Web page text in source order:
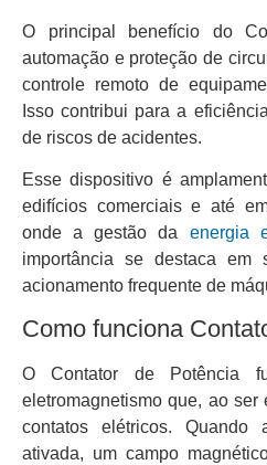
O principal benefício do
automação e proteção de
controle remoto de
Isso contribui para a
de riscos de acidentes.
Esse dispositivo é
edifícios comerciais e até
onde a gestão da energia
importância se destaca em
acionamento frequente de
Como funciona
O Contator de Potência
eletromagnetismo que, ao
contatos elétricos.
ativada, um campo